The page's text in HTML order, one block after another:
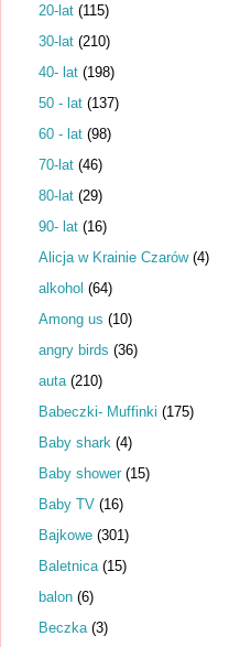
20-lat (115)
30-lat (210)
40- lat (198)
50 - lat (137)
60 - lat (98)
70-lat (46)
80-lat (29)
90- lat (16)
Alicja w Krainie Czarów (4)
alkohol (64)
Among us (10)
angry birds (36)
auta (210)
Babeczki- Muffinki (175)
Baby shark (4)
Baby shower (15)
Baby TV (16)
Bajkowe (301)
Baletnica (15)
balon (6)
Beczka (3)